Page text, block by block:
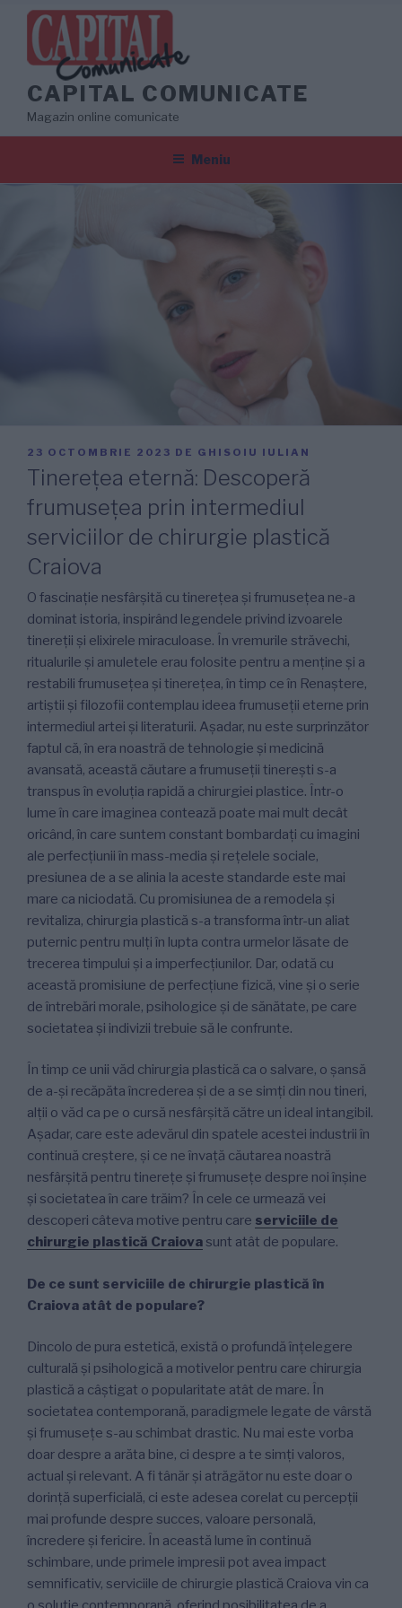
conținut
CAPITAL COMUNICATE
Magazin online comunicate
Meniu
PUBLICAT
PE
23 OCTOMBRIE 2023 DE GHISOIU IULIAN
Tinerețea eternă: Descoperă
frumusețea prin intermediul
serviciilor de chirurgie plastică
Craiova
O fascinație nesfârșită cu tinerețea și frumusețea ne-a
dominat istoria, inspirând legendele privind izvoarele
tinereții și elixirele miraculoase. În vremurile străvechi,
ritualurile și amuletele erau folosite pentru a menține și a
restabili frumusețea și tinerețea, în timp ce în Renaștere,
artiștii și filozofii contemplau ideea frumuseții eterne prin
intermediul artei și literaturii. Așadar, nu este surprinzător
faptul că, în era noastră de tehnologie și medicină
avansată, această căutare a frumuseții tinerești s-a
transpus în evoluția rapidă a chirurgiei plastice. Într-o
lume în care imaginea contează poate mai mult decât
oricând, în care suntem constant bombardați cu imagini
ale perfecțiunii în mass-media și rețelele sociale,
presiunea de a se alinia la aceste standarde este mai
mare ca niciodată. Cu promisiunea de a remodela și
revitaliza, chirurgia plastică s-a transforma într-un aliat
puternic pentru mulți în lupta contra urmelor lăsate de
trecerea timpului și a imperfecțiunilor. Dar, odată cu
această promisiune de perfecțiune fizică, vine și o serie
de întrebări morale, psihologice și de sănătate, pe care
societatea și indivizii trebuie să le confrunte.
În timp ce unii văd chirurgia plastică ca o salvare, o șansă
de a-și recăpăta încrederea și de a se simți din nou tineri,
alții o văd ca pe o cursă nesfârșită către un ideal intangibil.
Așadar, care este adevărul din spatele acestei industrii în
continuă creștere, și ce ne învață căutarea noastră
nesfârșită pentru tinerețe și frumusețe despre noi înșine
și societatea în care trăim? În cele ce urmează vei
descoperi câteva motive pentru care serviciile de
chirurgie plastică Craiovasunt atât de populare.
De ce sunt serviciile de chirurgie plastică în
Craiova atât de populare?
Dincolo de pura estetică, există o profundă înțelegere
culturală și psihologică a motivelor pentru care chirurgia
plastică a câștigat o popularitate atât de mare. În
societatea contemporană, paradigmele legate de vârstă
și frumusețe s-au schimbat drastic. Nu mai este vorba
doar despre a arăta bine, ci despre a te simți valoros,
actual și relevant. A fi tânăr și atrăgător nu este doar o
dorință superficială, ci este adesea corelat cu percepții
mai profunde despre succes, valoare personală,
încredere și fericire. În această lume în continuă
schimbare, unde primele impresii pot avea impact
semnificativ, serviciile de chirurgie plastică Craiova vin ca